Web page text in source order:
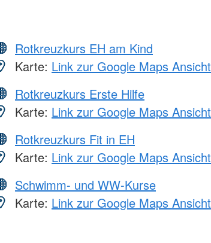
Rotkreuzkurs EH am Kind
Karte: Link zur Google Maps Ansicht
Rotkreuzkurs Erste Hilfe
Karte: Link zur Google Maps Ansicht
Rotkreuzkurs Fit in EH
Karte: Link zur Google Maps Ansicht
Schwimm- und WW-Kurse
Karte: Link zur Google Maps Ansicht